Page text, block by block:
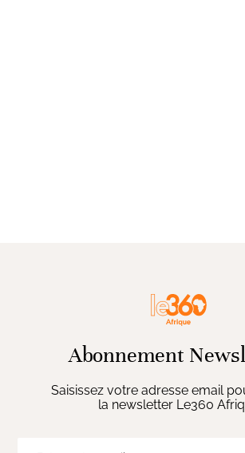
Abonnement
Saisissez votre adresse email
la newsletter Le360